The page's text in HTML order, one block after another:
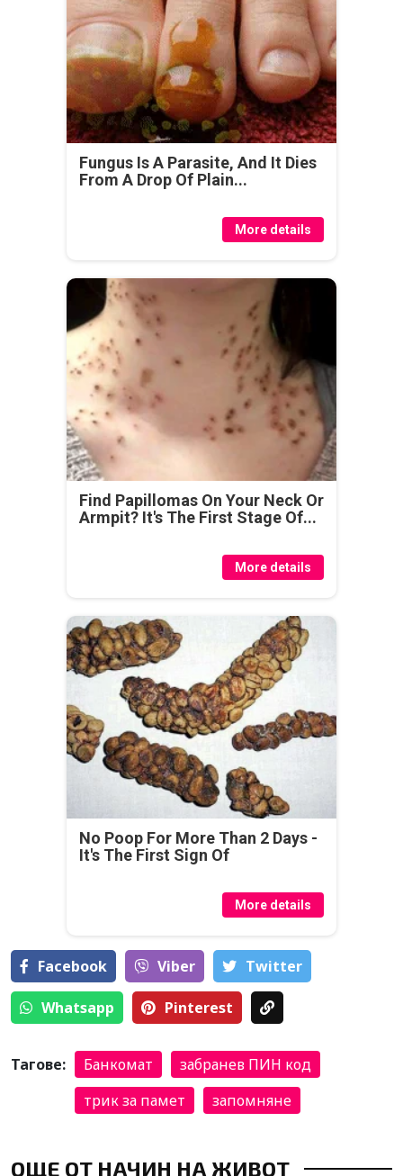
Fungus Is A Parasite, And It Dies
From A Drop Of Plain...
More details
Find Papillomas On Your Neck Or
Armpit? It's The First Stage Of...
More details
No Poop For More Than 2 Days -
It's The First Sign Of
More details
Facebook Viber Тwitter
Whatsapp Pinterest
Тагове: Банкомат
забранев ПИН код
трик за памет
запомняне
ОЩЕ ОТ НАЧИН НА ЖИВОТ